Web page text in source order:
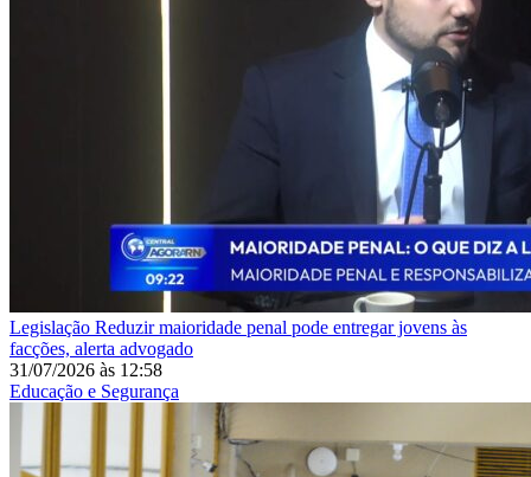
Legislação Reduzir maioridade penal pode entregar jovens às
facções, alerta advogado
31/07/2026 às 12:58
Educação e Segurança